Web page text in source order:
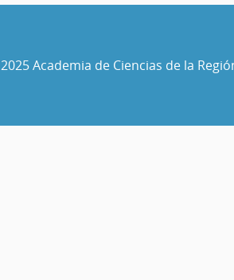
Academia de Ciencias de la